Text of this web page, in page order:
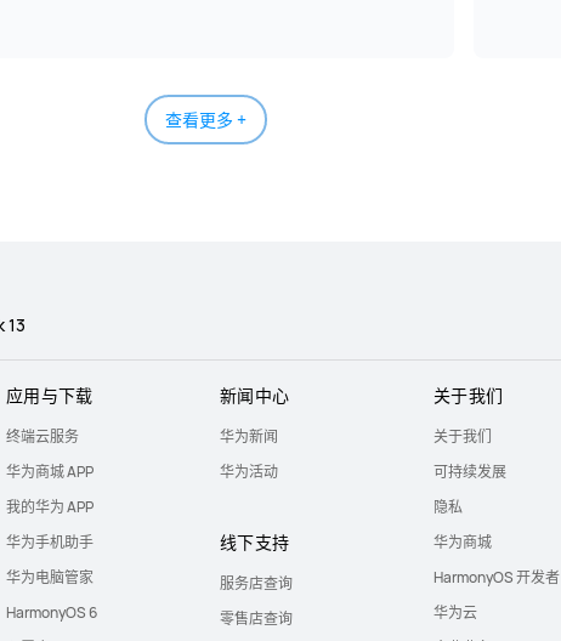
查看更多 +
13
应用与下载
终端云服务
华为商城 APP
我的华为 APP
华为手机助手
华为电脑管家
HarmonyOS 6
新闻中心
华为新闻
华为活动
线下支持
服务店查询
零售店查询
关于我们
关于我们
可持续发展
隐私
华为商城
HarmonyOS 开发者
华为云